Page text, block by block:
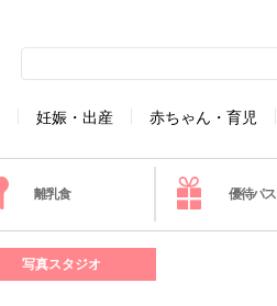
妊娠・出産 赤ちゃん・育児
離乳食 優待パス
写真スタジオ